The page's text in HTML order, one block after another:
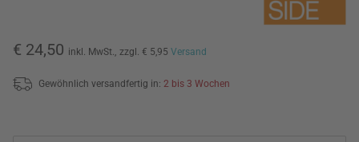
€ 24,50 inkl. MwSt., zzgl. € 5,95 Versand
Gewöhnlich versandfertig in: 2 bis 3 Wochen